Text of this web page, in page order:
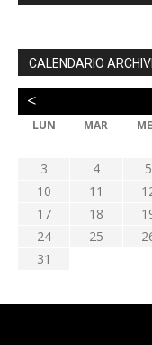
CALENDARIO ARCHIVI
<
LUN MAR
3
4 5
10
11
17
18
24
25
31